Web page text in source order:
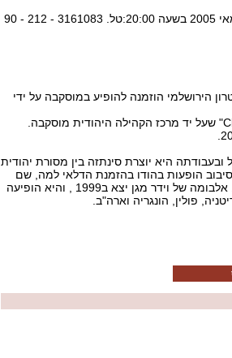
ניתן להזמין כרטיסים למופע באיסטנבול ב-14 במאי 2005 בשעה 20:00:טל. 3161083 - 212 - 90
הירושלמי הוזמנה להופיע במוסקבה על ידי
ובעבודתה היא יוצרת סינתזה בין מסורת יהודית
הופעות בהודו בהזמנת הדלאי למה, שם
פתחה את הפסטיבל הבינלאומי לשירה מקודשת. אלבומה של וידר מגן יצא ב1999 , והיא הופיעה
פולין, הונגריה וארה"ב.